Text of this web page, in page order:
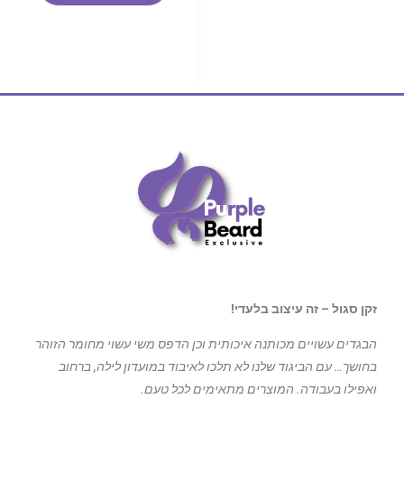
זקן סגול – זה עיצוב בלעדי!
הבגדים עשויים מכותנה איכותית וכן הדפס משי עשוי מחומר הזוהר
בחושך… עם הביגודשלנו לא תלכו לאיבוד במועדון לילה, ברחוב
ואפילו בעבודה. המוצרים מתאימים לכל טעם.